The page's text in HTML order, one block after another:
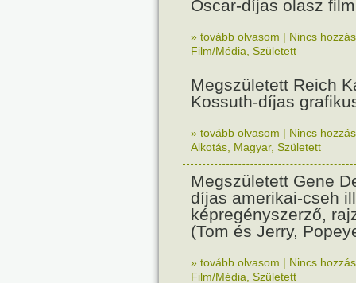
Oscar-díjas olasz
» tovább olvasom | Nincs
Film/Média Született
Megszületett Reich
Kossuth-díjas
» tovább olvasom | Nincs
Alkotás Magyar, Született
Megszületett Gene
díjas amerikai-cseh
képregényszerző,
(Tom és Jerry,
» tovább olvasom | Nincs
Film/Média Született